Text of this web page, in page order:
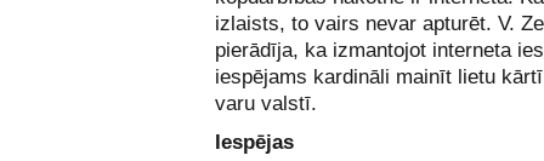
izlaists, to vairs nevar apturēt. V.
pierādīja, ka izmantojot interneta
iespējams kardināli mainīt lietu
varu valstī.
Iespējas